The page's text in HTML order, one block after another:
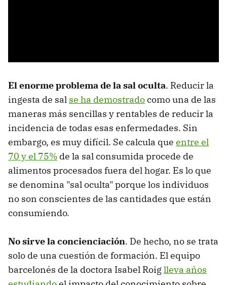
El enorme problema de la sal oculta. Reducir la
ingesta de sal se ha demostradocomo una de las
maneras más sencillas y rentables de reducir la
incidencia de todas esas enfermedades. Sin
embargo, es muy difícil. Se calcula que entre el
70 y el 75% de la sal consumida procede de
alimentos procesados fuera del hogar. Es lo que
se denomina "sal oculta" porque los individuos
no son conscientes de las cantidades que están
consumiendo.
No sirve la concienciación. De hecho, no se trata
solo de una cuestión de formación. El equipo
barcelonés de la doctora Isabel Roiglleva años